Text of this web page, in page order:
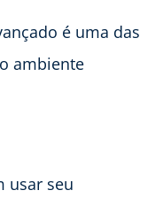
é uma das
ambiente
usar seu